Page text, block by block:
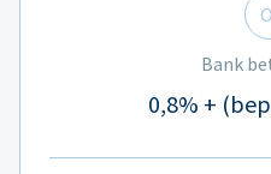
Bank
0,8% +